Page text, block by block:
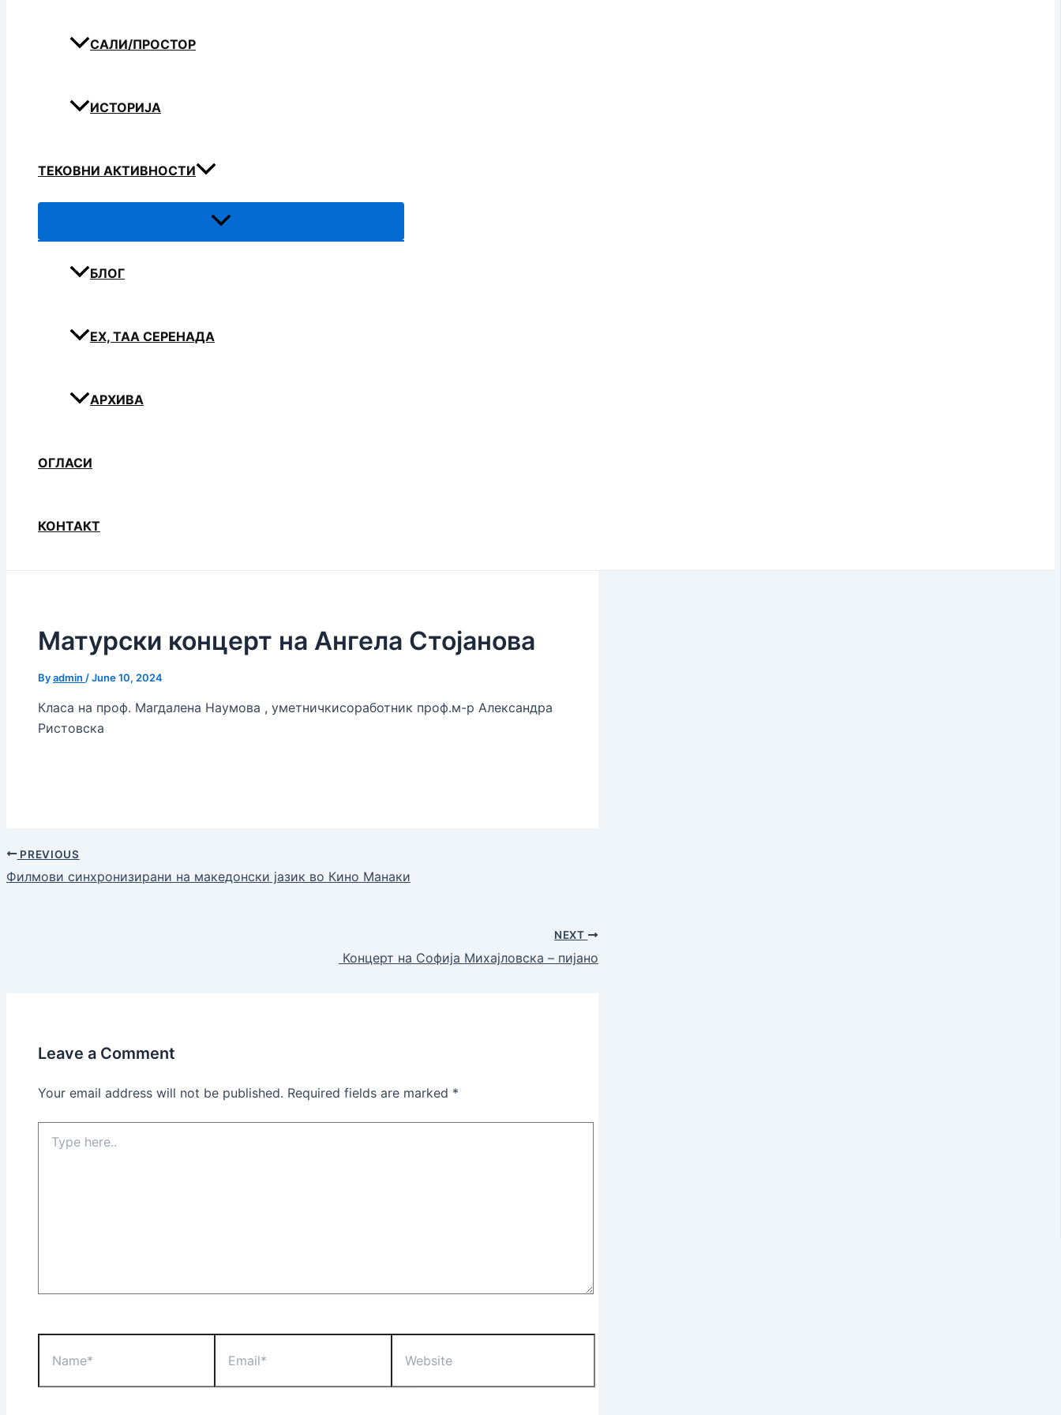
САЛИ/ПРОСТОР
ИСТОРИЈА
ТЕКОВНИ АКТИВНОСТИ
БЛОГ
ЕХ, ТАА СЕРЕНАДА
АРХИВА
ОГЛАСИ
КОНТАКТ
Матурски концерт на Ангела Стојанова
Byadmin /June 10, 2024
Класа на проф. Магдалена Наумова , уметничкисоработник проф.м-р Александра
Ристовска
PREVIOUS
Филмови синхронизирани на македонски јазик во Кино Манаки
NEXT
Концерт на Софија Михајловска – пијано
Leave a Comment
Your email address will not be published. Required fields are marked *